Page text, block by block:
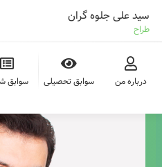
سید علی جلوه گران
طراح وب
درباره من سوابق تحصیلی سوابق